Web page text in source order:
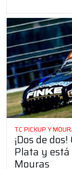
TC PICKUP Y
¡Dos de
Plata y está
Mouras